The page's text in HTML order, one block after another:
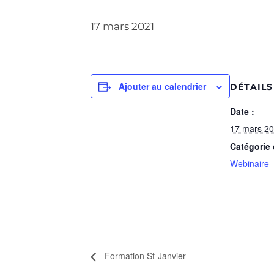
17 mars 2021
Ajouter au calendrier DÉTAILS
Date :
17 mars
Catégorie
Webinaire
Formation St-Janvier